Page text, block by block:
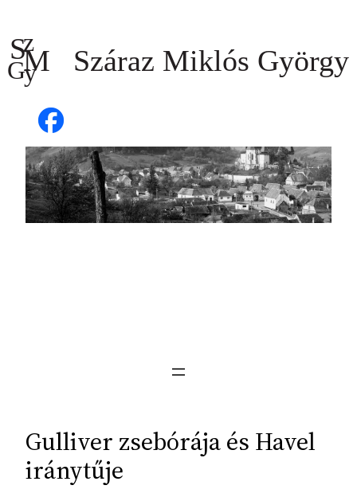
tartalomhoz
Gulliver zsebórája és Havel
iránytűje